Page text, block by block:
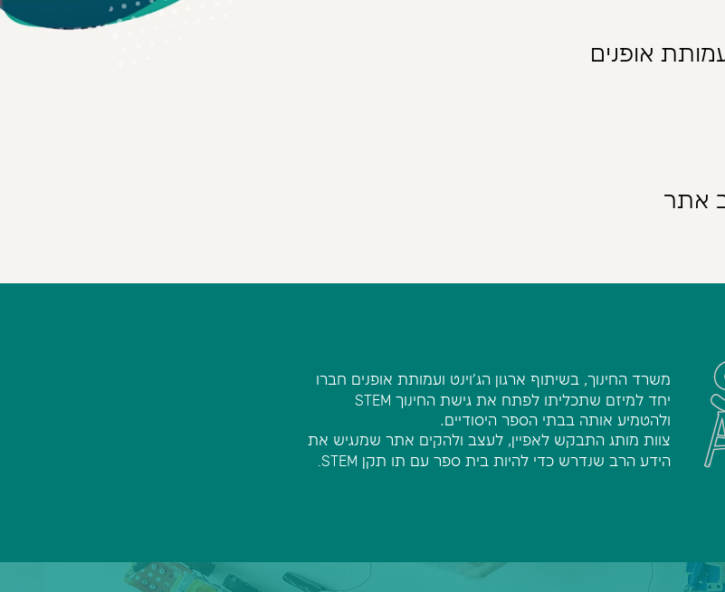
אופנים
אתר
משרד החינוך, בשיתוף ארגון הג'וינט ועמותת אופנים חברו
יחד למיזם שתכליתו לפתח את גישת החינוך STEM
ולהטמיע אותה בבתי הספר היסודיים.
צוות מותג התבקש לאפיין, לעצב ולהקים אתר שמנגיש את
הידע הרב שנדרש כדי להיות בית ספר עם תו תקן STEM.